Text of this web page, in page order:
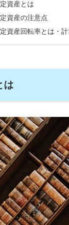
資産とは
資産の注意点
資産回転率とは・
は